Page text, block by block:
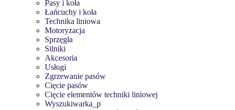
Pasy i koła
Łańcuchy i koła
Technika liniowa
Motoryzacja
Sprzęgła
Silniki
Akcesoria
Usługi
Zgrzewanie pasów
Cięcie pasów
Cięcie elementów techniki liniowej
Wyszukiwarka_p